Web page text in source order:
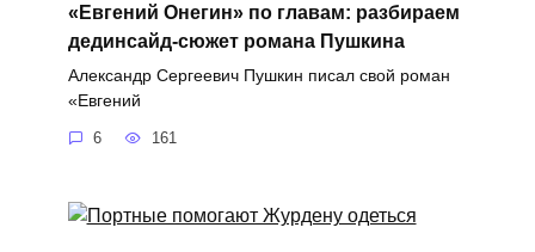
«Евгений Онегин» по главам: разбираем
дединсайд-сюжет романа Пушкина
Александр Сергеевич Пушкин писал свой роман
«Евгений
6 161